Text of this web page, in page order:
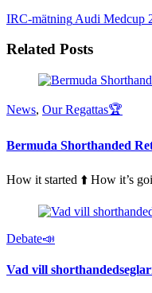
IRC-mätning Audi Medcup
Related Posts
News, Our Regattas🏆
Bermuda Shorthanded
How it started ⬆️ How it’s
Debate📣
Vad vill